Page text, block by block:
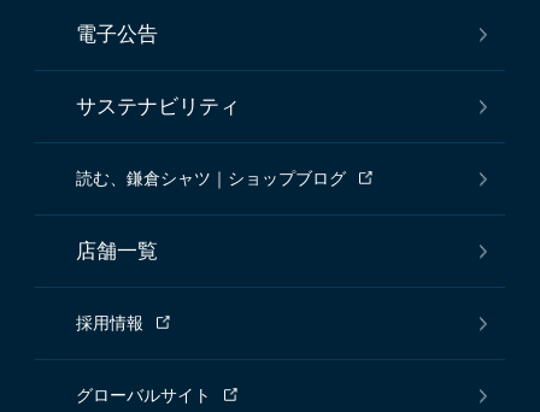
電子公告
サステナビリティ
読む、鎌倉シャツ｜ショップブログ
店舗一覧
採用情報
グローバルサイト